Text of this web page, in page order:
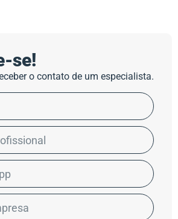
se!
o contato de um especialista.